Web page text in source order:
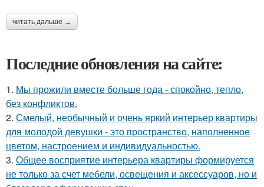
читать дальше →
Последние обновления на сайте:
1. Мы прожили вместе больше года - спокойно, тепло,
без конфликтов.
2. Смелый, необычный и очень яркий интерьер квартиры
для молодой девушки - это пространство, наполненное
цветом, настроением и индивидуальностью.
3. Общее восприятие интерьера квартиры формируется
не только за счет мебели, освещения и аксессуаров, но и